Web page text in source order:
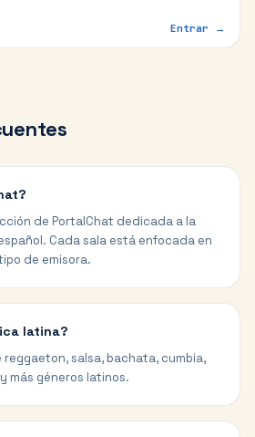
Entrar →
de PortalChat dedicada a la
Cada sala está enfocada en
de emisora.
latina?
reggaeton, salsa, bachata, cumbia,
más géneros latinos.